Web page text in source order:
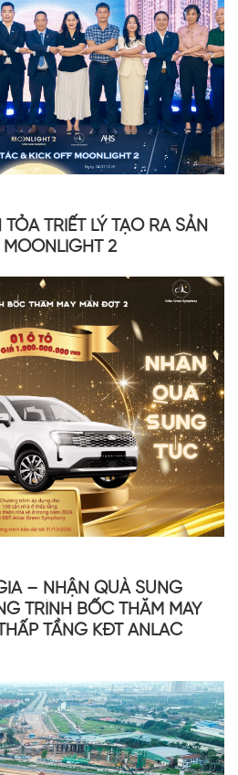
TRIẾT LÝ TẠO RA SẢN
MOONLIGHT 2
– NHẬN QUÀ SUNG
TRÌNH BỐC THĂM MAY
TẦNG KĐT ANLAC